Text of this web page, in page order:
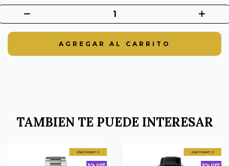
TAMBIEN TE PUEDE INTERESAR
ENVÍO GRATIS
5% OFF
ENVÍO GRATIS
5% OFF